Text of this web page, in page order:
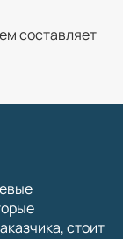
составляет
стоит